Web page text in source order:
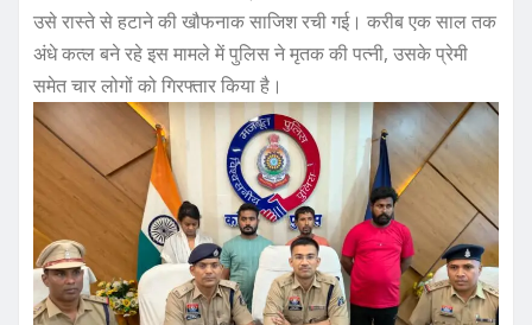
उसे रास्ते से हटाने की खौफनाक साजिश रची गई। करीब एक साल तक
अंधे कत्ल बने रहे इस मामले में पुलिस ने मृतक की पत्नी, उसके प्रेमी
समेत चार लोगों को गिरफ्तार किया है।